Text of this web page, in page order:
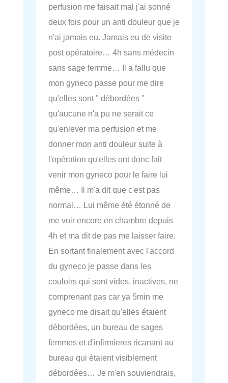
perfusion me faisait mal j'ai sonné
deux fois pour un anti douleur que je
n'ai jamais eu. Jamais eu de visite
post opératoire… 4h sans médecin
sans sage femme… Il a fallu que
mon gyneco passe pour me dire
qu'elles sont '' débordées ''
qu'aucune n'a pu ne serait ce
qu'enlever ma perfusion et me
donner mon anti douleur suite à
l'opération qu'elles ont donc fait
venir mon gyneco pour le faire lui
même… Il m'a dit que c'est pas
normal… Lui même été étonné de
me voir encore en chambre depuis
4h et ma dit de pas me laisser faire.
En sortant finalement avec l'accord
du gyneco je passe dans les
couloirs qui sont vides, inactives, ne
comprenant pas car ya 5min me
gyneco me disait qu'elles étaient
débordées, un bureau de sages
femmes et d'infirmieres ricanant au
bureau qui étaient visiblement
débordées… Je m'en souviendrais,